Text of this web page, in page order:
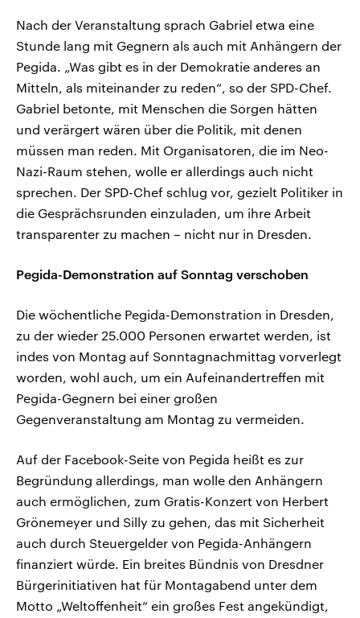
Nach der Veranstaltung sprach Gabriel etwa eine
Stunde lang mit Gegnern als auch mit Anhängern der
Pegida. „Was gibt es in der Demokratie anderes an
Mitteln, als miteinander zu reden“, so der SPD-Chef.
Gabriel betonte, mit Menschen die Sorgen hätten
und verärgert wären über die Politik, mit denen
müssen man reden. Mit Organisatoren, die im Neo-
Nazi-Raum stehen, wolle er allerdings auch nicht
sprechen. Der SPD-Chef schlug vor, gezielt Politiker in
die Gesprächsrunden einzuladen, um ihre Arbeit
transparenter zu machen – nicht nur in Dresden.
Pegida-Demonstration auf Sonntag verschoben
Die wöchentliche Pegida-Demonstration in Dresden,
zu der wieder 25.000 Personen erwartet werden, ist
indes von Montag auf Sonntagnachmittag vorverlegt
worden, wohl auch, um ein Aufeinandertreffen mit
Pegida-Gegnern bei einer großen
Gegenveranstaltung am Montag zu vermeiden.
Auf der Facebook-Seite von Pegida heißt es zur
Begründung allerdings, man wolle den Anhängern
auch ermöglichen, zum Gratis-Konzert von Herbert
Grönemeyer und Silly zu gehen, das mit Sicherheit
auch durch Steuergelder von Pegida-Anhängern
finanziert würde. Ein breites Bündnis von Dresdner
Bürgerinitiativen hat für Montagabend unter dem
Motto „Weltoffenheit“ ein großes Fest angekündigt,